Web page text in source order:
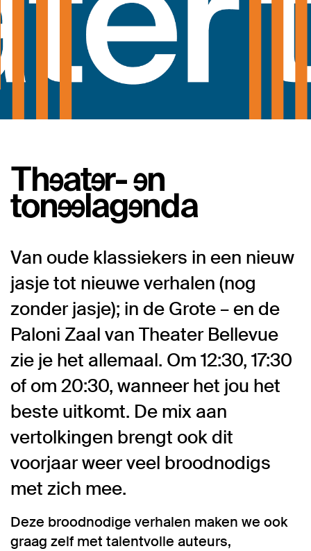
Theater- en
toneelagenda
Van oude klassiekers in een nieuw
jasje tot nieuwe verhalen (nog
zonder jasje); in de Grote – en de
Paloni Zaal van Theater Bellevue
zie je het allemaal. Om 12:30, 17:30
of om 20:30, wanneer het jou het
beste uitkomt. De mix aan
vertolkingen brengt ook dit
voorjaar weer veel broodnodigs
met zich mee.
Deze broodnodige verhalen maken we ook
graag zelf met talentvolle auteurs,